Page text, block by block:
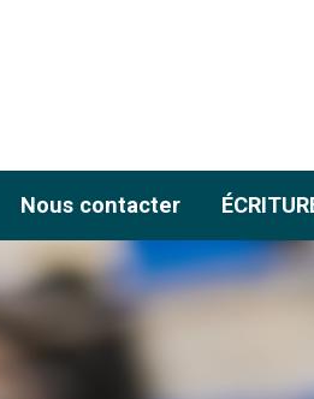
Nous contacter